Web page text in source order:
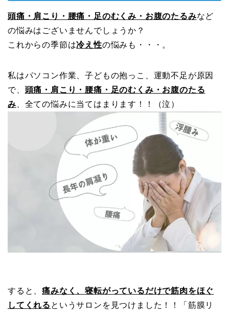
頭痛・肩こり・腰痛・足のむくみ・お腹のたるみなど
の悩みはございませんでしょうか？
これからの季節は冷え性の悩みも・・・。
私はパソコン作業、子どもの抱っこ、運動不足が原因
で、 頭痛・肩こり・腰痛・足のむくみ・お腹のたる
み 、全ての悩みに当てはまります！！（泣）
すると、痛みなく、寝転がっているだけで筋肉をほぐ
してくれる というサロンを見つけました！！「筋膜リ